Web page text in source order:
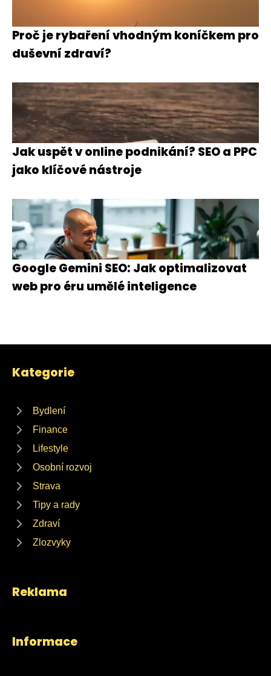
Proč je rybaření vhodným koníčkem pro
duševní zdraví?
Jak uspět v online podnikání? SEO a PPC
jako klíčové nástroje
Google Gemini SEO: Jak optimalizovat
web pro éru umělé inteligence
Kategorie
Bydlení
Finance
Lifestyle
Osobní rozvoj
Strava
Tipy a rady
Zdraví
Zlozvyky
Reklama
Informace